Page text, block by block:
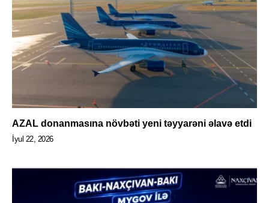
AZAL donanmasına növbəti yeni təyyarəni əlavə etdi
İyul 22, 2026